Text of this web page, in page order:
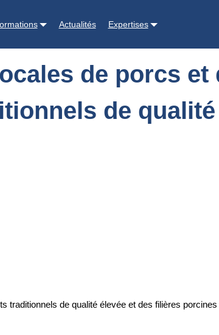
Actualités Expertises
pour des produits traditionnels de qualité
de porcs et
de qualité
de qualité élevée et des filières porcines